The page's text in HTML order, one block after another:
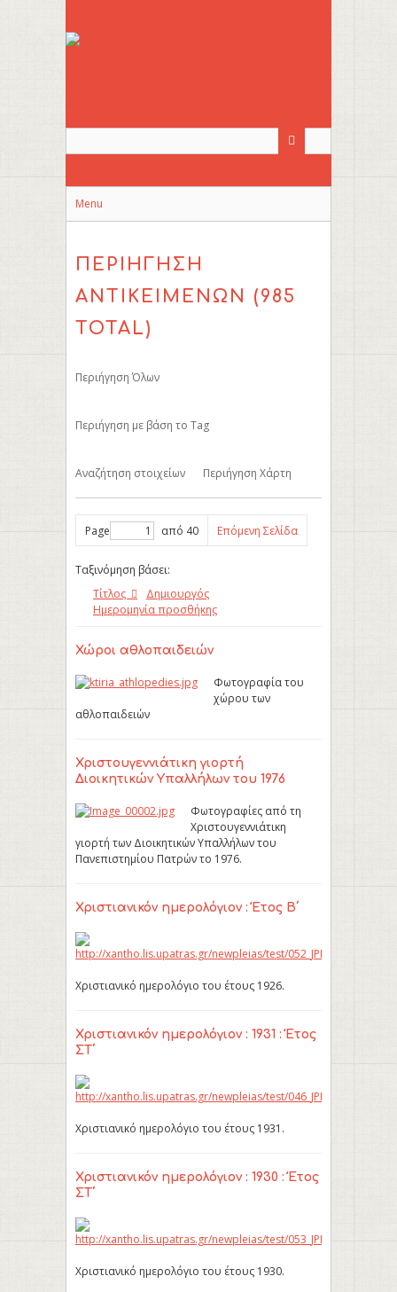
Menu
ΠΕΡΙΉΓΗΣΗ
ΑΝΤΙΚΕΊΜΕΝΩΝ (985
TOTAL)
Περιήγηση Όλων
Περιήγηση με βάση το Tag
Αναζήτηση στοιχείων Περιήγηση Χάρτη
Page από 40 Επόμενη Σελίδα
Ταξινόμηση βάσει:
Τίτλος
Δημιουργός
Ημερομηνία προσθήκης
Χώροι αθλοπαιδειών
Φωτογραφία του
χώρου των
αθλοπαιδειών
Χριστουγεννιάτικη γιορτή
Διοικητικών Υπαλλήλων του 1976
Φωτογραφίες από τη
Χριστουγεννιάτικη
γιορτή των Διοικητικών Υπαλλήλων του
Πανεπιστημίου Πατρών το 1976.
Χριστιανικόν ημερολόγιον : Έτος Β΄
Χριστιανικό ημερολόγιο του έτους 1926.
Χριστιανικόν ημερολόγιον : 1931 : Έτος
ΣΤ΄
Χριστιανικό ημερολόγιο του έτους 1931.
Χριστιανικόν ημερολόγιον : 1930 : Έτος
ΣΤ΄
Χριστιανικό ημερολόγιο του έτους 1930.